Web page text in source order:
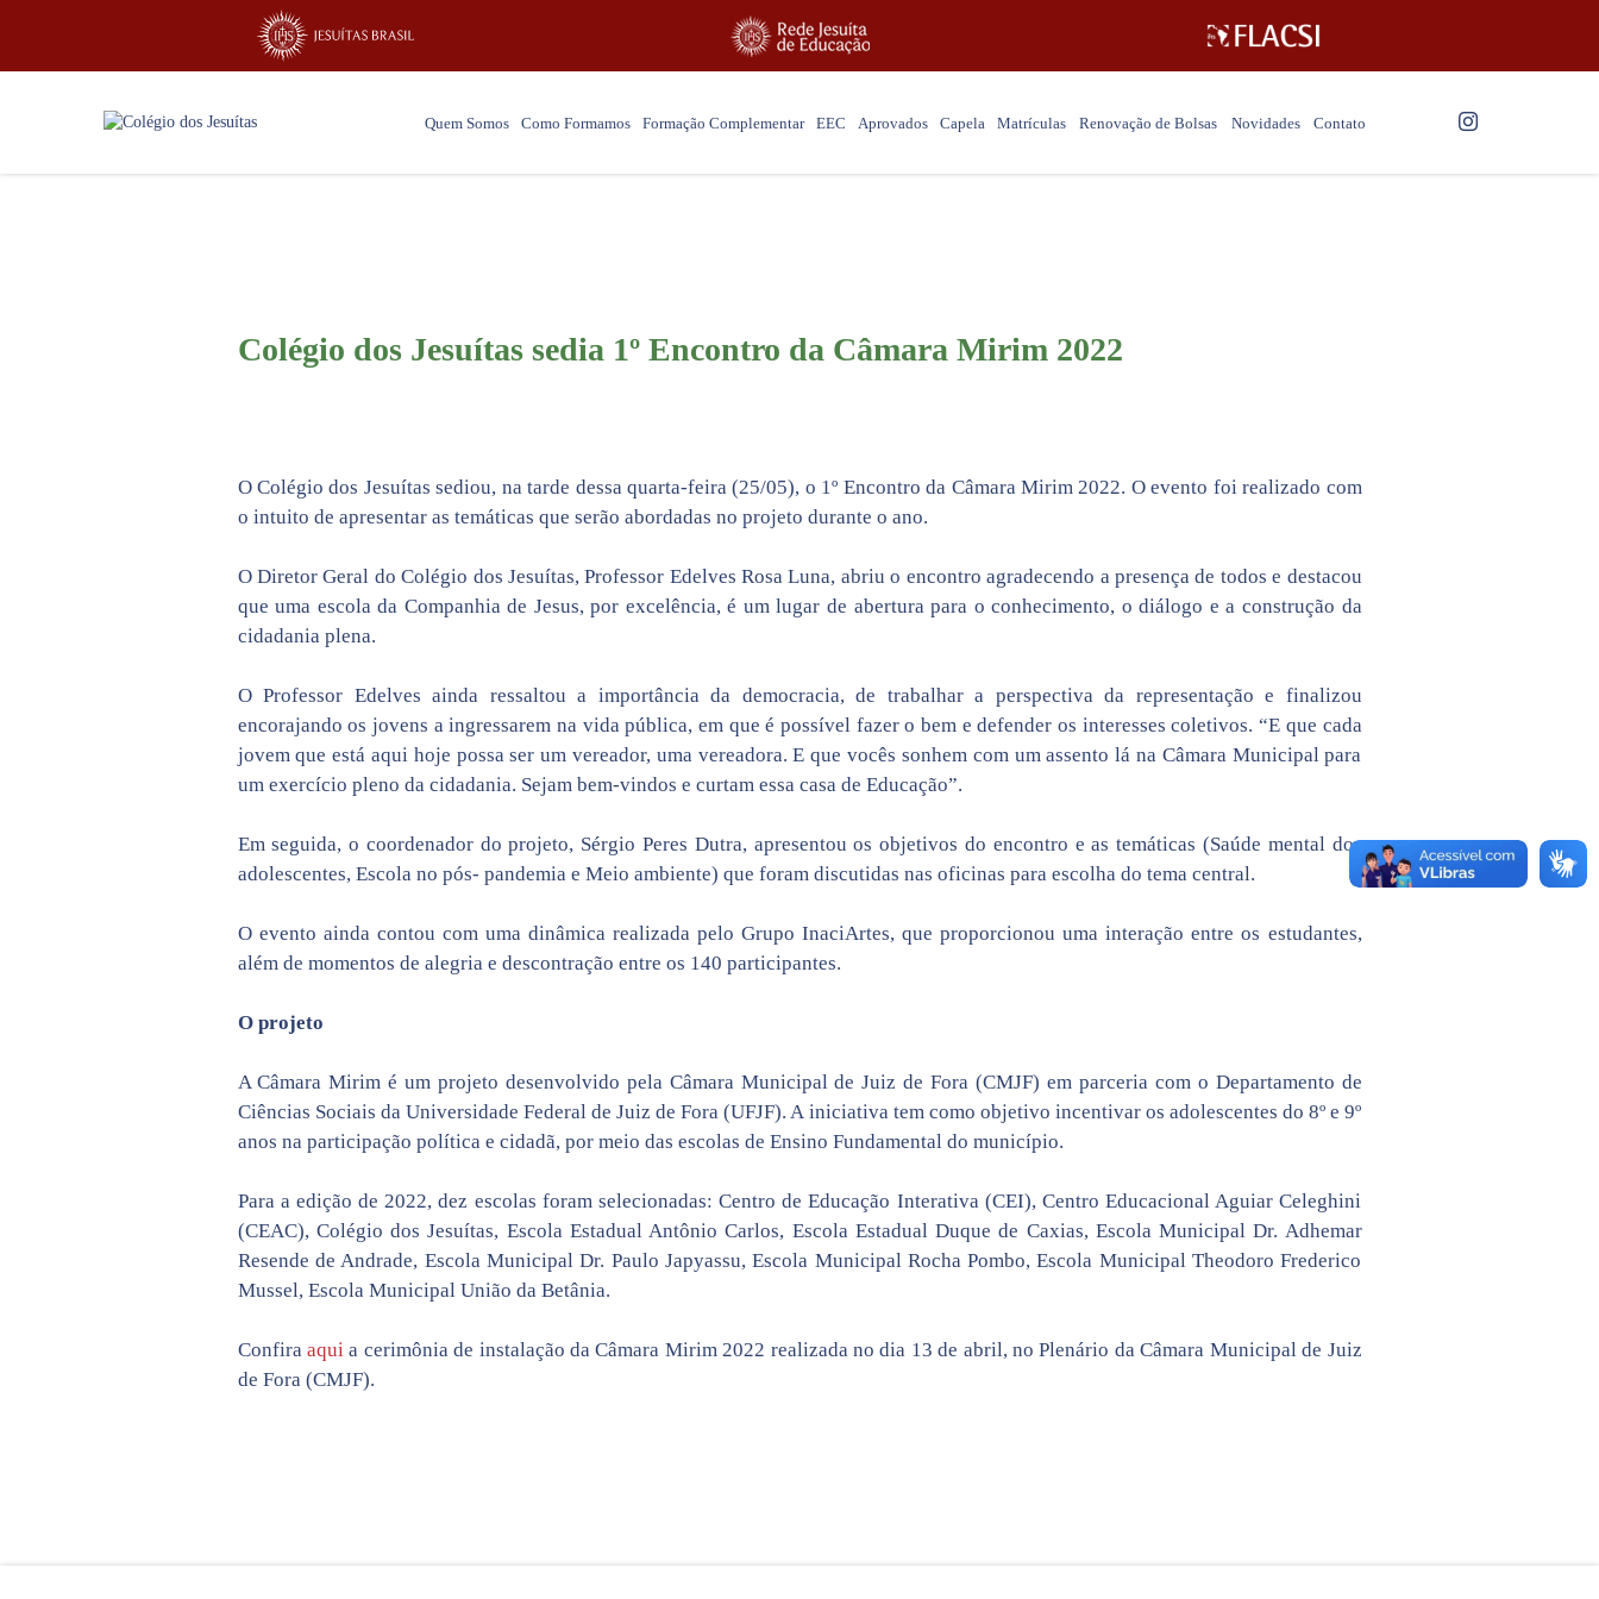
Quem Somos Como Formamos Formação Complementar EEC Aprovados Capela Matrículas Renovação de Bolsas Novidades Contato
Colégio dos Jesuítas sedia 1º Encontro da Câmara Mirim 2022
O Colégio dos Jesuítas sediou, na tarde dessa quarta-feira (25/05), o 1º Encontro da Câmara Mirim 2022. O evento foi realizado com
o intuito de apresentar as temáticas que serão abordadas no projeto durante o ano.
O Diretor Geral do Colégio dos Jesuítas, Professor Edelves Rosa Luna, abriu o encontro agradecendo a presença de todos e destacou
que uma escola da Companhia de Jesus, por excelência, é um lugar de abertura para o conhecimento, o diálogo e a construção da
cidadania plena.
O Professor Edelves ainda ressaltou a importância da democracia, de trabalhar a perspectiva da representação e finalizou
encorajando os jovens a ingressarem na vida pública, em que é possível fazer o bem e defender os interesses coletivos. “E que cada
jovem que está aqui hoje possa ser um vereador, uma vereadora. E que vocês sonhem com um assento lá na Câmara Municipal para
um exercício pleno da cidadania. Sejam bem-vindos e curtam essa casa de Educação”.
Em seguida, o coordenador do projeto, Sérgio Peres Dutra, apresentou os objetivos do encontro e as temáticas (Saúde mental dos
adolescentes, Escola no pós- pandemia e Meio ambiente) que foram discutidas nas oficinas para escolha do tema central.
O evento ainda contou com uma dinâmica realizada pelo Grupo InaciArtes, que proporcionou uma interação entre os estudantes,
além de momentos de alegria e descontração entre os 140 participantes.
O projeto
A Câmara Mirim é um projeto desenvolvido pela Câmara Municipal de Juiz de Fora (CMJF) em parceria com o Departamento de
Ciências Sociais da Universidade Federal de Juiz de Fora (UFJF). A iniciativa tem como objetivo incentivar os adolescentes do 8º e 9º
anos na participação política e cidadã, por meio das escolas de Ensino Fundamental do município.
Para a edição de 2022, dez escolas foram selecionadas: Centro de Educação Interativa (CEI), Centro Educacional Aguiar Celeghini
(CEAC), Colégio dos Jesuítas, Escola Estadual Antônio Carlos, Escola Estadual Duque de Caxias, Escola Municipal Dr. Adhemar
Resende de Andrade, Escola Municipal Dr. Paulo Japyassu, Escola Municipal Rocha Pombo, Escola Municipal Theodoro Frederico
Mussel, Escola Municipal União da Betânia.
Confira aquia cerimônia de instalação da Câmara Mirim 2022 realizada no dia 13 de abril, no Plenário da Câmara Municipal de Juiz
de Fora (CMJF).